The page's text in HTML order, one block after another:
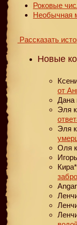
Роковые
Необычная
Рассказать
Новые
от
Дана
Эля
Эля
Оля
Игорь
Кира*